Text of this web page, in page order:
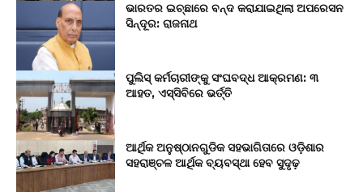
ଭାରତର ଇଚ୍ଛାରେ ବନ୍ଦ କରାଯାଇଥିଲା ଅପରେସନ
ସିନ୍ଦୂର: ରାଜନାଥ
ପୁଲିସ୍‌ କର୍ମଚାରୀଙ୍କୁ ସଂଘବଦ୍ଧ ଆକ୍ରମଣ: ୩
ଆହତ, ଏସ୍‌ସିବିରେ ଭର୍ତ୍ତି
ଆର୍ଥିକ ଅନୁଷ୍ଠାନଗୁଡିକ ସହଭାଗିତାରେ ଓଡ଼ିଶାର
ସହରାଞ୍ଚଳ ଆର୍ଥିକ ବ୍ୟବସ୍ଥା ହେବ ସୁଦୃଢ଼